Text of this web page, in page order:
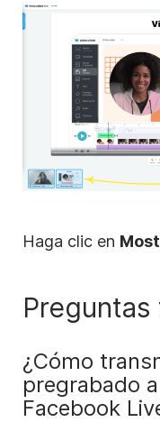
Haga clic en
¿Cómo
pregrabado
Facebook